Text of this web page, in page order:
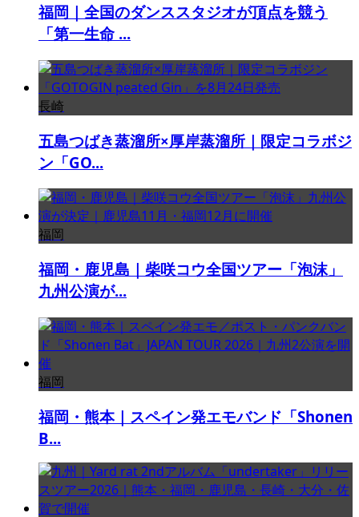
福岡｜全国のダンススタジオが頂点を競う
「第一生命 ...
長崎
五島つばき蒸溜所×厚岸蒸溜所｜限定コラボジ
ン「GO...
福岡
福岡・鹿児島｜柴咲コウ全国ツアー「泡沫」
九州公演が...
福岡
福岡・熊本｜スペイン発エモバンド「Shonen
B...